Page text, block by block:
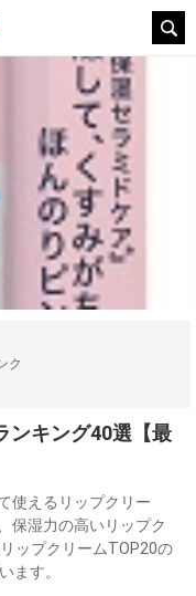
ク
ンキング40選【最
使えるリップクリー
保湿力の高いリップク
ップクリームTOP20の
ます。